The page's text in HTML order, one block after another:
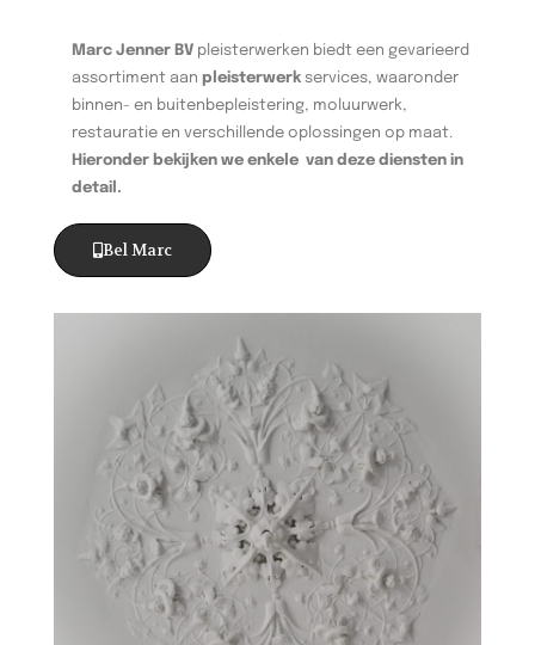
Marc Jenner BV pleisterwerken biedt een gevarieerd
assortiment aan pleisterwerk services, waaronder
binnen- en buitenbepleistering, moluurwerk,
restauratie en verschillende oplossingen op maat.
Hieronder bekijken we enkele van deze diensten in
detail.
Bel Marc